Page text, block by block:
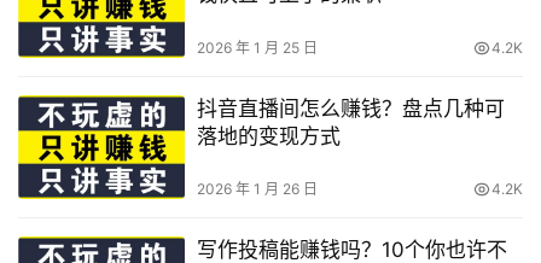
2026 年 1 月 25 日 4.2K
抖音直播间怎么赚钱？盘点几种可
落地的变现方式
2026 年 1 月 26 日 4.2K
写作投稿能赚钱吗？10个你也许不